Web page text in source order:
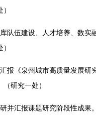
队伍建设、人才培养、数
《泉州城市高质量发展研
研究一处）
并汇报课题研究阶段性成